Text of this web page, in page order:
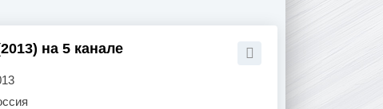
на 5 канале